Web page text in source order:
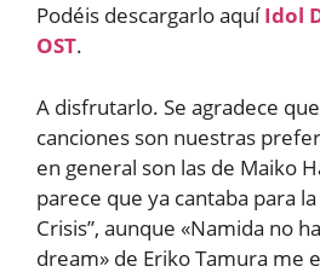
Podéis descargarlo aquíIdol
OST.
A disfrutarlo. Se agradece
canciones son nuestras
en general son las de Maiko
parece que ya cantaba para
Crisis”, aunque «Namida no
dream» de Eriko Tamura me